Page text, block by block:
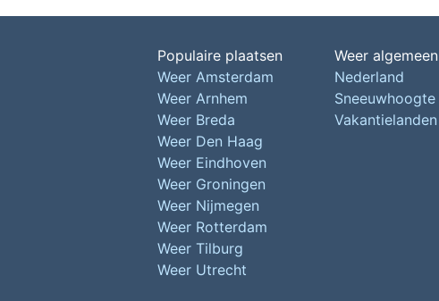
Populaire plaatsen
Weer Amsterdam
Weer Arnhem
Weer Breda
Weer Den Haag
Weer Eindhoven
Weer Groningen
Weer Nijmegen
Weer Rotterdam
Weer Tilburg
Weer Utrecht
Weer algemeen
Nederland
Sneeuwhoogte
Vakantielanden